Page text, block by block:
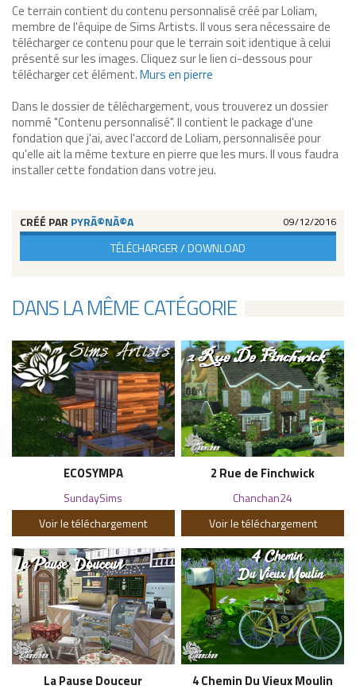
Ce terrain contient du contenu personnalisé créé par Loliam,
membre de l'équipe de Sims Artists. Il vous sera nécessaire de
télécharger ce contenu pour que le terrain soit identique à celui
présenté sur les images. Cliquez sur le lien ci-dessous pour
télécharger cet élément.Murs en pierre
Dans le dossier de téléchargement, vous trouverez un dossier
nommé "Contenu personnalisé". Il contient le package d'une
fondation que j'ai, avec l'accord de Loliam, personnalisée pour
qu'elle ait la même texture en pierre que les murs. Il vous faudra
installer cette fondation dans votre jeu.
CRÉÉ PAR PYRÃ©NÃ©A 09/12/2016
TÉLÉCHARGER / DOWNLOAD
DANS LA MÊME CATÉGORIE
ECOSYMPA
SundaySims
Voir le téléchargement
2 Rue de Finchwick
Chanchan24
Voir le téléchargement
La Pause Douceur 4 Chemin Du Vieux Moulin